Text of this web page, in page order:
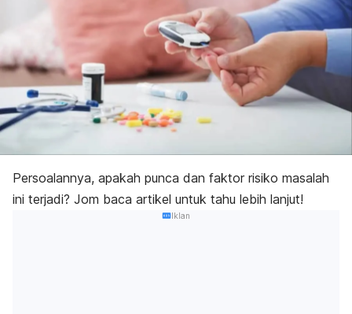
Persoalannya, apakah punca dan faktor risiko masalah
ini terjadi? Jom baca artikel untuk tahu lebih lanjut!
Iklan